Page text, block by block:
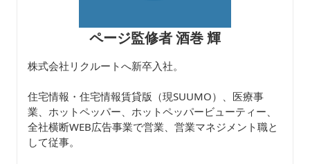
ページ監修者 酒巻 輝
株式会社リクルートへ新卒入社。
住宅情報・住宅情報賃貸版（現SUUMO）、医療事
業、ホットペッパー、ホットペッパービューティー、
全社横断WEB広告事業で営業、営業マネジメント職と
して従事。